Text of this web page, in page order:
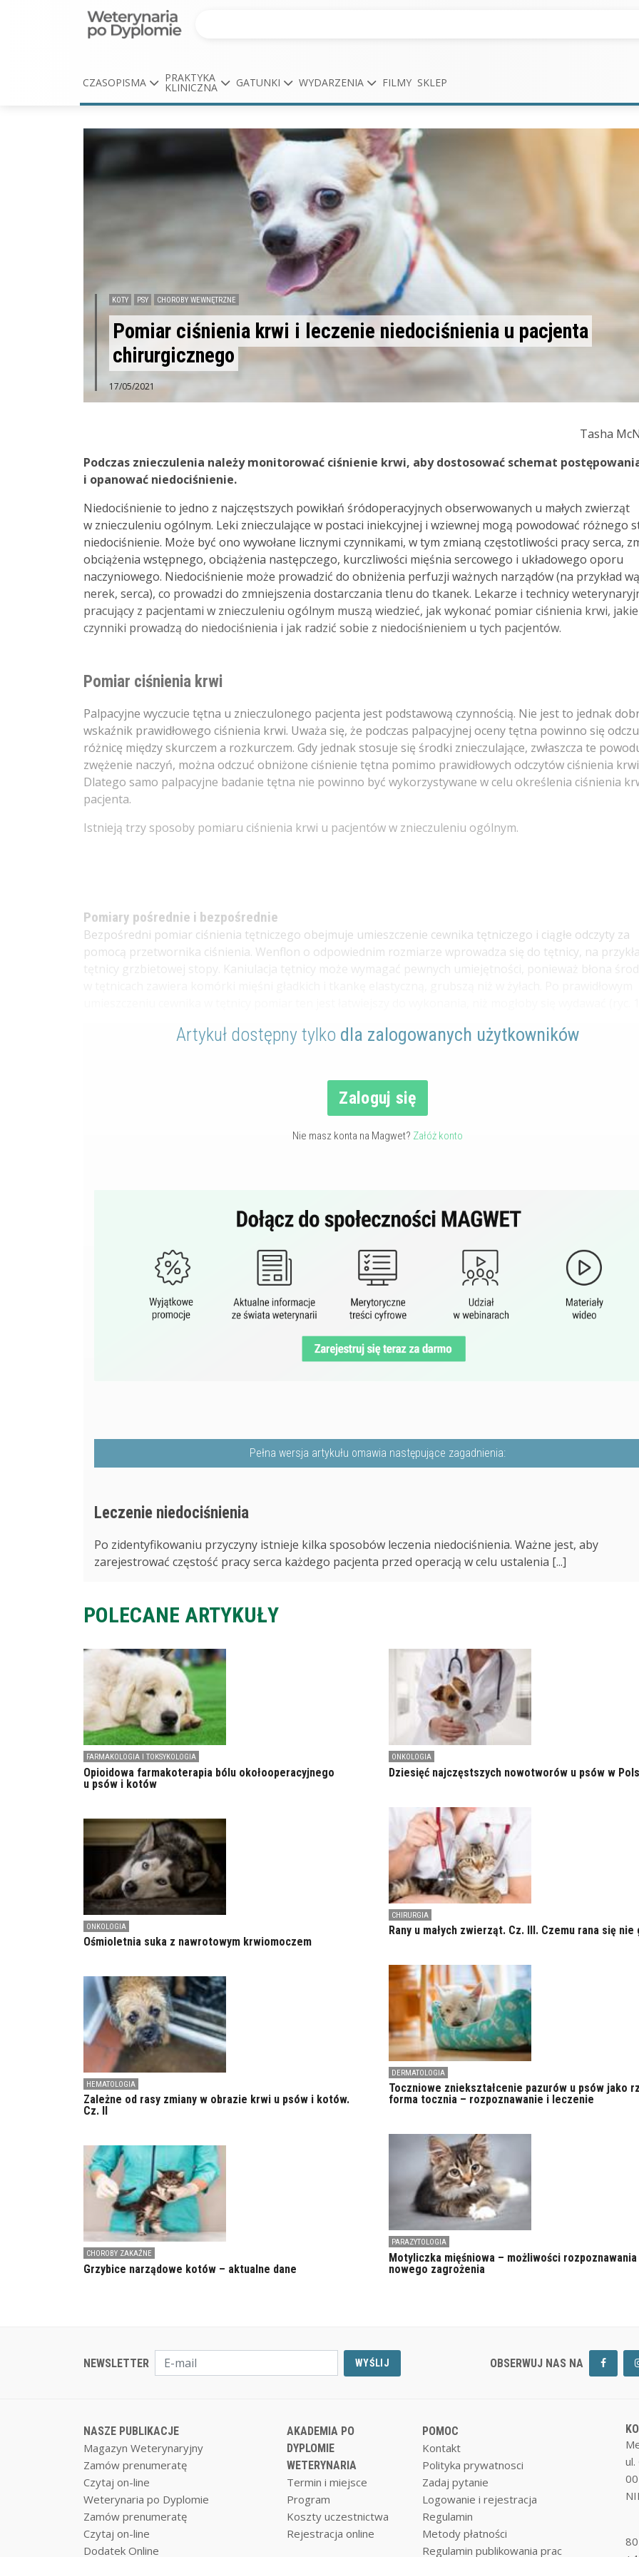
CZASOPISMA PRAKTYKA
KLINICZNA GATUNKI WYDARZENIA FILMY SKLEP
KOTY PSY CHOROBY WEWNĘTRZNE
Pomiar ciśnienia krwi i leczenie niedociśnienia u pacjenta
chirurgicznego
17/05/2021
Tasha
Podczas znieczulenia należy monitorować ciśnienie krwi, aby dostosować schemat
i opanować niedociśnienie.
Niedociśnienie to jedno z najczęstszych powikłań śródoperacyjnych obserwowanych u małych zwierząt
w znieczuleniu ogólnym. Leki znieczulające w postaci iniekcyjnej i wziewnej mogą powodować różnego
niedociśnienie. Może być ono wywołane licznymi czynnikami, w tym zmianą częstotliwości pracy serca,
obciążenia wstępnego, obciążenia następczego, kurczliwości mięśnia sercowego i układowego oporu
naczyniowego. Niedociśnienie może prowadzić do obniżenia perfuzji ważnych narządów (na przykład
nerek, serca), co prowadzi do zmniejszenia dostarczania tlenu do tkanek. Lekarze i technicy
pracujący z pacjentami w znieczuleniu ogólnym muszą wiedzieć, jak wykonać pomiar ciśnienia krwi, jakie
czynniki prowadzą do niedociśnienia i jak radzić sobie z niedociśnieniem u tych pacjentów.
Pomiar ciśnienia krwi
Palpacyjne wyczucie tętna u znieczulonego pacjenta jest podstawową czynnością. Nie jest to jednak
wskaźnik prawidłowego ciśnienia krwi. Uważa się, że podczas palpacyjnej oceny tętna powinno się
różnicę między skurczem a rozkurczem. Gdy jednak stosuje się środki znieczulające, zwłaszcza te
zwężenie naczyń, można odczuć obniżone ciśnienie tętna pomimo prawidłowych odczytów ciśnienia
Dlatego samo palpacyjne badanie tętna nie powinno być wykorzystywane w celu określenia ciśnienia
pacjenta.
Istnieją trzy sposoby pomiaru ciśnienia krwi u pacjentów w znieczuleniu ogólnym.
Pomiary pośrednie i bezpośrednie
Bezpośredni pomiar ciśnienia tętniczego obejmuje umieszczenie cewnika tętniczego i ciągłe odczyty za
pomocą przetwornika ciśnienia. Wenflon o odpowiednim rozmiarze wprowadza się do tętnicy, na
tętnicy grzbietowej stopy. Kaniulacja tętnicy może wymagać pewnych umiejętności, ponieważ błona
Artykuł dostępny tylko dla zalogowanych użytkowników
Zaloguj się
Nie masz konta na Magwet? Załóż konto
Pełna wersja artykułu omawia następujące zagadnienia:
Leczenie niedociśnienia
Po zidentyfikowaniu przyczyny istnieje kilka sposobów leczenia niedociśnienia. Ważne jest, aby
zarejestrować częstość pracy serca każdego pacjenta przed operacją w celu ustalenia [...]
POLECANE ARTYKUŁY
FARMAKOLOGIA I TOKSYKOLOGIA
Opioidowa farmakoterapia bólu okołooperacyjnego
u psów i kotów
ONKOLOGIA
Ośmioletnia suka z nawrotowym krwiomoczem
HEMATOLOGIA
Zależne od rasy zmiany w obrazie krwi u psów i kotów.
Cz. II
CHOROBY ZAKAŹNE
Grzybice narządowe kotów – aktualne dane
ONKOLOGIA
Dziesięć najczęstszych nowotworów u psów w
CHIRURGIA
Rany u małych zwierząt. Cz. III. Czemu rana się nie
DERMATOLOGIA
Toczniowe zniekształcenie pazurów u psów jako
forma tocznia – rozpoznawanie i leczenie
PARAZYTOLOGIA
Motyliczka mięśniowa – możliwości rozpoznawania
nowego zagrożenia
NEWSLETTER WYŚLIJ OBSERWUJ NAS NA
NASZE PUBLIKACJE
Magazyn Weterynaryjny
Zamów prenumeratę
Czytaj on-line
Weterynaria po Dyplomie
Zamów prenumeratę
Czytaj on-line
Dodatek Online
AKADEMIA PO
DYPLOMIE
WETERYNARIA
Termin i miejsce
Program
Koszty uczestnictwa
Rejestracja online
POMOC
Kontakt
Polityka prywatnosci
Zadaj pytanie
Logowanie i rejestracja
Regulamin
Metody płatności
Regulamin publikowania prac